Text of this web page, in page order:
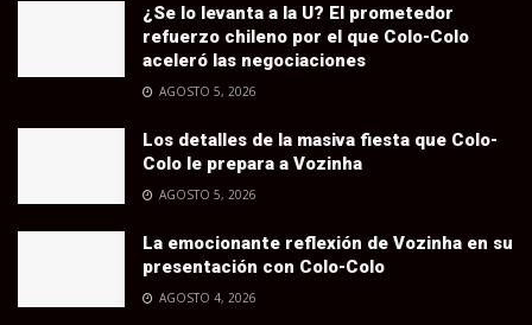
¿Se lo levanta a la U? El prometedor
refuerzo chileno por el que Colo-Colo
aceleró las negociaciones
AGOSTO 5, 2026
Los detalles de la masiva fiesta que Colo-
Colo le prepara a Vozinha
AGOSTO 5, 2026
La emocionante reflexión de Vozinha en su
presentación con Colo-Colo
AGOSTO 4, 2026